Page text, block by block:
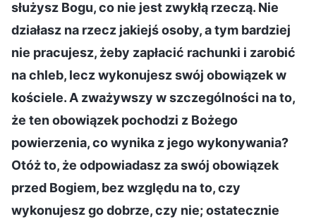
służysz Bogu, co nie jest zwykłą rzeczą. Nie
działasz na rzecz jakiejś osoby, a tym bardziej
nie pracujesz, żeby zapłacić rachunki i zarobić
na chleb, lecz wykonujesz swój obowiązek w
kościele. A zważywszy w szczególności na to,
że ten obowiązek pochodzi z Bożego
powierzenia, co wynika z jego wykonywania?
Otóż to, że odpowiadasz za swój obowiązek
przed Bogiem, bez względu na to, czy
wykonujesz go dobrze, czy nie; ostatecznie